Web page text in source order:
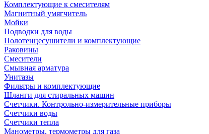
Комплектующие к смесителям
Магнитный умягчитель
Мойки
Подводки для воды
Полотенцесушители и комплектующие
Раковины
Смесители
Смывная арматура
Унитазы
Фильтры и комплектующие
Шланги для стиральных машин
Счетчики. Контрольно-измерительные приборы
Счетчики воды
Счетчики тепла
Манометры, термометры для газа